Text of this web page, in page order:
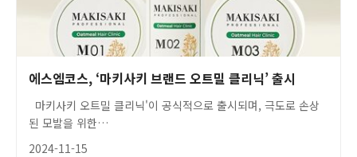
에스엠코스, ‘마키사키 브랜드 오트밀 클리닉’ 출시
마키사키 오트밀 클리닉'이 공식적으로 출시되며, 극도로 손상
된 모발을 위한…
2024-11-15